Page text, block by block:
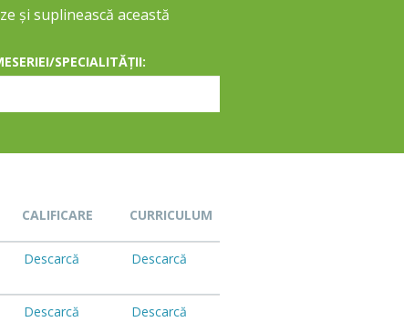
și suplinească această
SPECIALITĂȚII:
CALIFICARE CURRICULUM
Descarcă Descarcă
Descarcă Descarcă